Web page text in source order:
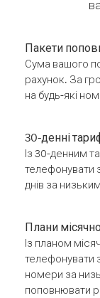
Пакети
Сума вашого
рахунок. За
на будь-які
30-денні
Із 30-денним
телефонувати
днів за
Плани
Із планом
телефонувати
номери за
поповнювати